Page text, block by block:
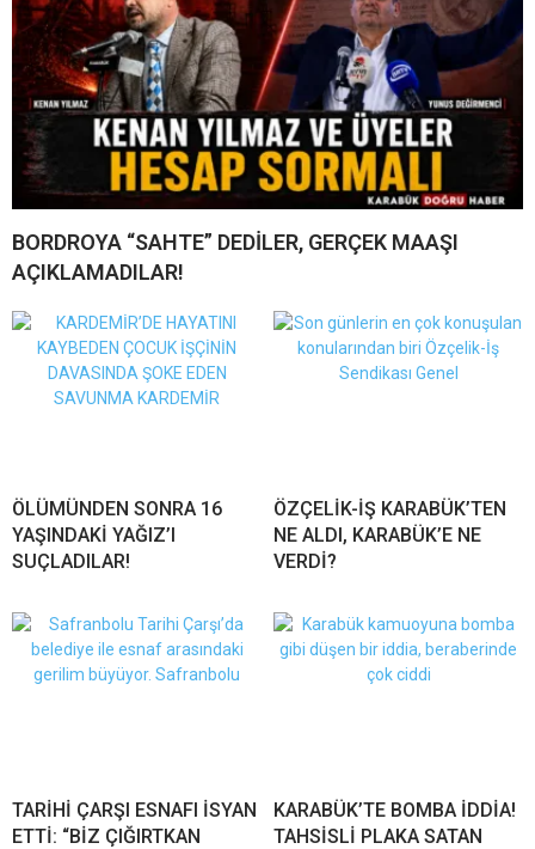
BORDROYA “SAHTE” DEDİLER, GERÇEK MAAŞI
AÇIKLAMADILAR!
ÖLÜMÜNDEN SONRA 16
YAŞINDAKİ YAĞIZ’I
SUÇLADILAR!
ÖZÇELİK-İŞ KARABÜK’TEN
NE ALDI, KARABÜK’E NE
VERDİ?
TARİHİ ÇARŞI ESNAFI İSYAN
ETTİ: “BİZ ÇIĞIRTKAN
KARABÜK’TE BOMBA İDDİA!
TAHSİSLİ PLAKA SATAN